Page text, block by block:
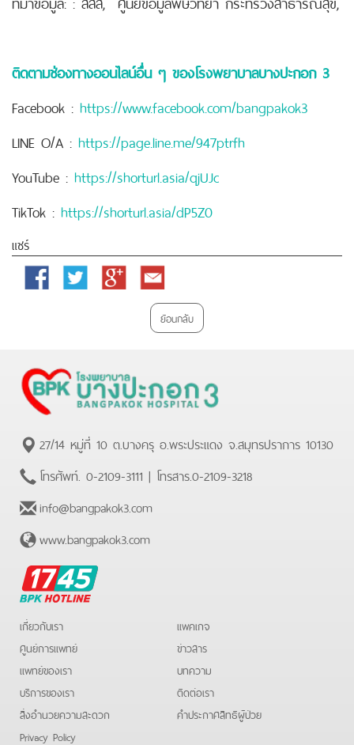
ติดตามช่องทางออนไลน์อื่น ๆ ของโรงพยาบาลบางปะกอก 3
Facebook : https://www.facebook.com/bangpakok3
LINE O/A : https://page.line.me/947ptrfh
YouTube : https://shorturl.asia/qjUJc
TikTok : https://shorturl.asia/dP5Z0
แชร์
Facebook Twitter
Google
Email
ย้อนกลับ
27/14 หมู่ที่ 10 ต.บางครุ อ.พระประแดง จ.สมุทรปราการ 10130
โทรศัพท์. 0-2109-3111 | โทรสาร.0-2109-3218
info@bangpakok3.com
www.bangpakok3.com
BPK
Hotline
เกี่ยวกับเรา
ศูนย์การแพทย์
แพทย์ของเรา
บริการของเรา
สิ่งอำนวยความสะดวก
Privacy Policy
แพคเกจ
ข่าวสาร
บทความ
ติดต่อเรา
คําประกาศสิทธิผู้ป่วย